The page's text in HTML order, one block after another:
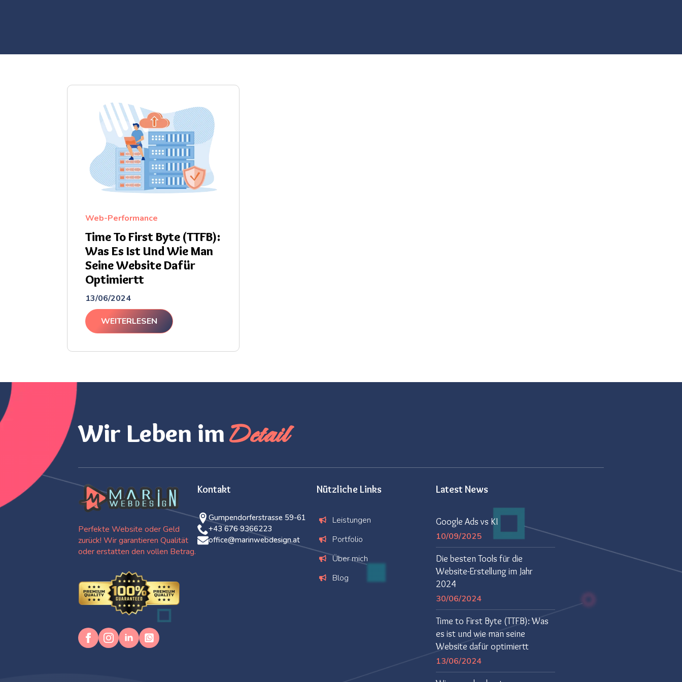
Time To First Byte (TTFB):
Was Es Ist Und Wie Man
Seine Website Dafür
Optimiertt
13/06/2024
Web-Performance
WEITERLESEN
Wir Leben imDetail
Perfekte Website oder Geld
zurück! Wir garantieren Qualität
oder erstatten den vollen Betrag.
Kontakt
Gumpendorferstrasse 59-61
+43 676 9366223
office@marinwebdesign.at
Nützliche Links
Leistungen
Portfolio
Über mich
Blog
Latest News
Google Ads vs KI
10/09/2025
Die besten Tools für die
Website-Erstellung im Jahr
2024
30/06/2024
Time to First Byte (TTFB): Was
es ist und wie man seine
Website dafür optimiertt
13/06/2024